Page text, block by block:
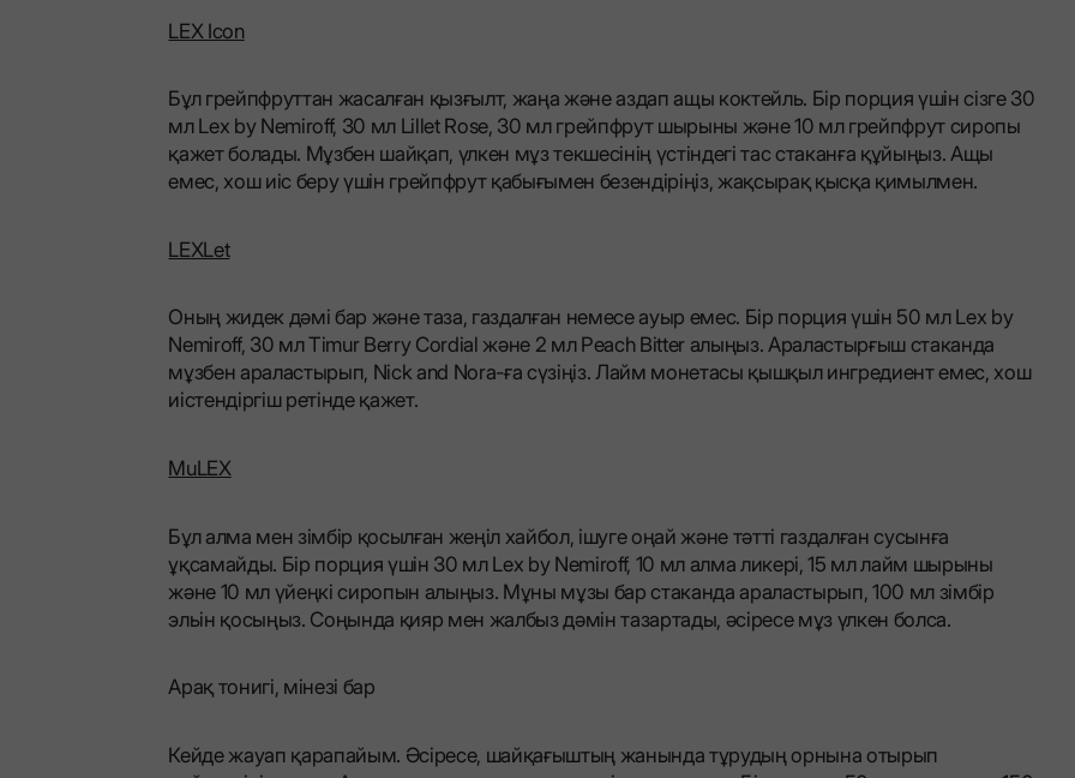
LEX Icon
Бұл грейпфруттан жасалған қызғылт, жаңа және аздап ащы коктейль. Бір порция үшін сізге 30
мл Lex by Nemiroff, 30 мл Lillet Rose, 30 мл грейпфрут шырыны және 10 мл грейпфрут сиропы
қажет болады. Мұзбен шайқап, үлкен мұз текшесінің үстіндегі тас стаканға құйыңыз. Ащы
емес, хош иіс беру үшін грейпфрут қабығымен безендіріңіз, жақсырақ қысқа қимылмен.
LEXLet
Оның жидек дәмі бар және таза, газдалған немесе ауыр емес. Бір порция үшін 50 мл Lex by
Nemiroff, 30 мл Timur Berry Cordial және 2 мл Peach Bitter алыңыз. Араластырғыш стаканда
мұзбен араластырып, Nick and Nora-ға сүзіңіз. Лайм монетасы қышқыл ингредиент емес, хош
иістендіргіш ретінде қажет.
MuLEX
Бұл алма мен зімбір қосылған жеңіл хайбол, ішуге оңай және тәтті газдалған сусынға
ұқсамайды. Бір порция үшін 30 мл Lex by Nemiroff, 10 мл алма ликері, 15 мл лайм шырыны
және 10 мл үйеңкі сиропын алыңыз. Мұны мұзы бар стаканда араластырып, 100 мл зімбір
эльін қосыңыз. Соңында қияр мен жалбыз дәмін тазартады, әсіресе мұз үлкен болса.
Арақ тонигі, мінезі бар
Кейде жауап қарапайым. Әсіресе, шайқағыштың жанында тұрудың орнына отырып